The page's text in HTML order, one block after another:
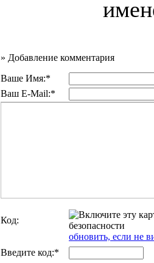
» Добавление комментария
Ваше Имя:*
Ваш E-Mail:*
Код:
обновить, если не
Введите код:*